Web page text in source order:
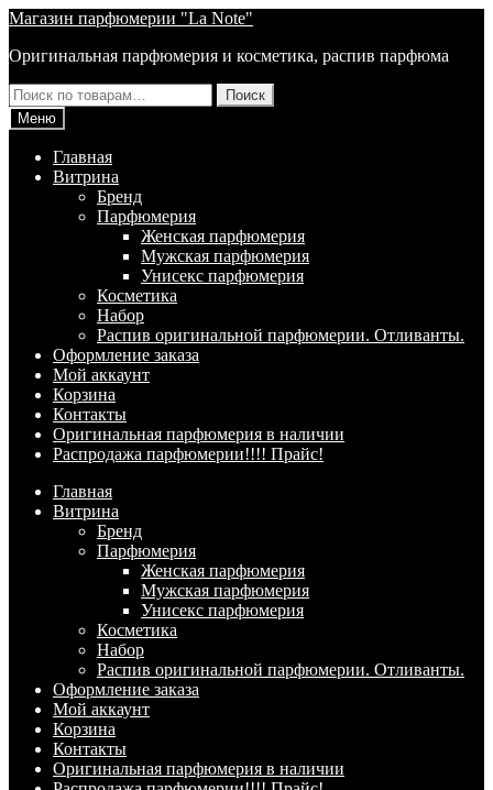
Перейти
навигации
Перейти
содержимому
Магазин парфюмерии "La Note"
Оригинальная парфюмерия и косметика, распив парфюма
Искать:
Поиск
Меню
Главная
Витрина
Брeнд
Парфюмерия
Женская парфюмерия
Мужская парфюмерия
Унисекс парфюмерия
Косметика
Набор
Распив оригинальной парфюмерии. Отливанты.
Оформление заказа
Мой аккаунт
Корзина
Контакты
Оригинальная парфюмерия в наличии
Распродажа парфюмерии!!!! Прайс!
Главная
Витрина
Брeнд
Парфюмерия
Женская парфюмерия
Мужская парфюмерия
Унисекс парфюмерия
Косметика
Набор
Распив оригинальной парфюмерии. Отливанты.
Оформление заказа
Мой аккаунт
Корзина
Контакты
Оригинальная парфюмерия в наличии